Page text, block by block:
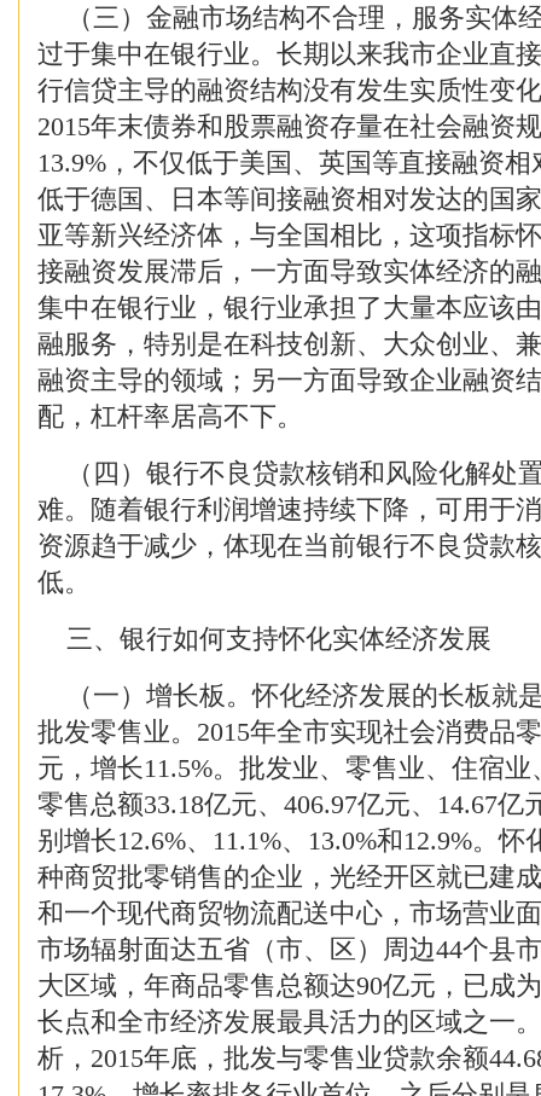
（三）金融市场结构不合理，服务实体
过于集中在银行业。长期以来我市企业直
行信贷主导的融资结构没有发生实质性变
2015年末债券和股票融资存量在社会融资
13.9%，不仅低于美国、英国等直接融资
低于德国、日本等间接融资相对发达的国
亚等新兴经济体，与全国相比，这项指标
接融资发展滞后，一方面导致实体经济的
集中在银行业，银行业承担了大量本应该
融服务，特别是在科技创新、大众创业、
融资主导的领域；另一方面导致企业融资
配，杠杆率居高不下。
（四）银行不良贷款核销和风险化解处
难。随着银行利润增速持续下降，可用于
资源趋于减少，体现在当前银行不良贷款
低。
三、银行如何支持怀化实体经济发展
（一）增长板。怀化经济发展的长板就
批发零售业。2015年全市实现社会消费品
元，增长11.5%。批发业、零售业、住宿
零售总额33.18亿元、406.97亿元、14.67亿
别增长12.6%、11.1%、13.0%和12.9%。
种商贸批零销售的企业，光经开区就已建
和一个现代商贸物流配送中心，市场营业
市场辐射面达五省（市、区）周边44个县
大区域，年商品零售总额达90亿元，已成
长点和全市经济发展最具活力的区域之一
析，2015年底，批发与零售业贷款余额